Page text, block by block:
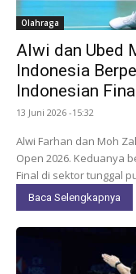
Olahraga
Alwi dan Ubed
Indonesia
Indonesian
13 Juni 2026 -15:32
Alwi Farhan dan Moh
Open 2026. Keduanya
Final di sektor tunggal
Baca Selengkapnya